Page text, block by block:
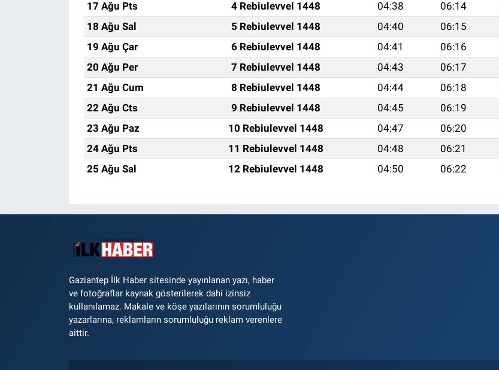
17 Ağu Pts
4 Rebiulevvel 1448 04:38 06:14
18 Ağu Sal
5 Rebiulevvel 1448 04:40 06:15
19 Ağu Çar
6 Rebiulevvel 1448 04:41 06:16
20 Ağu Per
7 Rebiulevvel 1448 04:43 06:17
21 Ağu Cum
8 Rebiulevvel 1448 04:44 06:18
22 Ağu Cts
9 Rebiulevvel 1448 04:45 06:19
23 Ağu Paz
10 Rebiulevvel 1448 04:47 06:20
24 Ağu Pts
11 Rebiulevvel 1448 04:48 06:21
25 Ağu Sal
12 Rebiulevvel 1448 04:50 06:22
Gaziantep İlk Haber sitesinde yayınlanan yazı, haber
ve fotoğraflar kaynak gösterilerek dahi izinsiz
kullanılamaz. Makale ve köşe yazılarının sorumluluğu
yazarlarına, reklamların sorumluluğu reklam verenlere
aittir.